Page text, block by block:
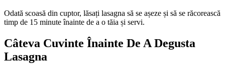
Odată scoasă din cuptor, lăsați lasagna să se așeze și să se răcorească
timp de 15 minute înainte de a o tăia și servi.
Câteva Cuvinte Înainte De A Degusta
Lasagna